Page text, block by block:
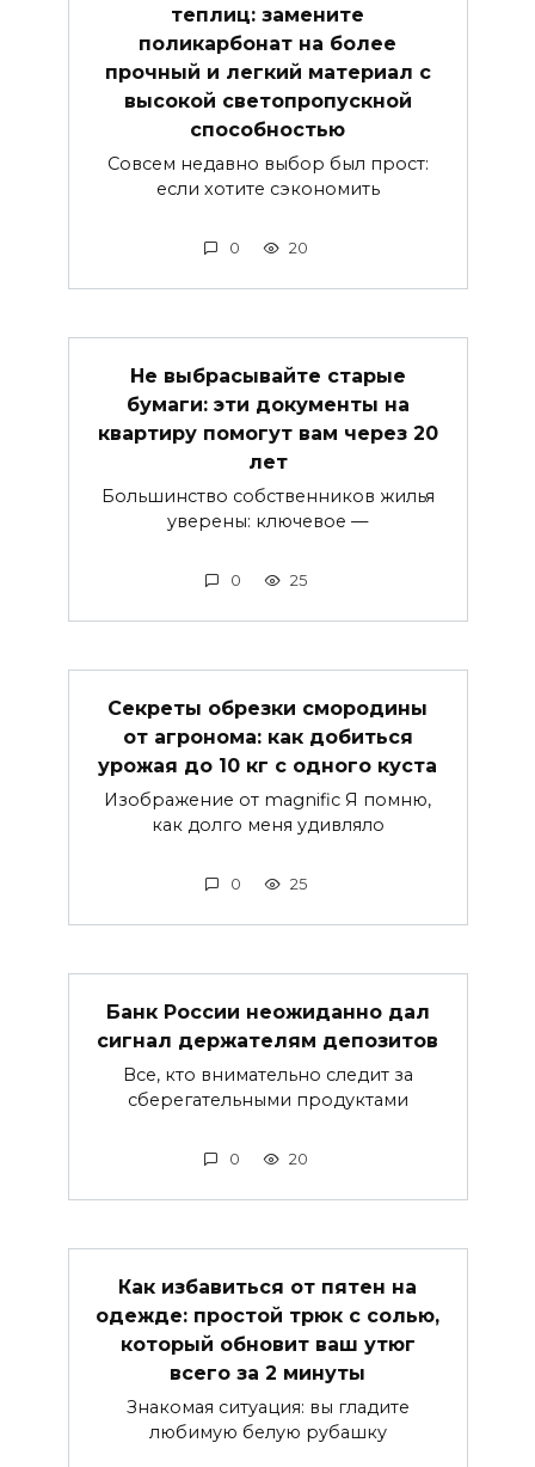
теплиц: замените
поликарбонат на более
прочный и легкий материал с
высокой светопропускной
способностью
Совсем недавно выбор был прост:
если хотите сэкономить
0 20
Не выбрасывайте старые
бумаги: эти документы на
квартиру помогут вам через 20
лет
Большинство собственников жилья
уверены: ключевое —
0 25
Секреты обрезки смородины
от агронома: как добиться
урожая до 10 кг с одного куста
Изображение от magnific Я помню,
как долго меня удивляло
0 25
Банк России неожиданно дал
сигнал держателям депозитов
Все, кто внимательно следит за
сберегательными продуктами
0 20
Как избавиться от пятен на
одежде: простой трюк с солью,
который обновит ваш утюг
всего за 2 минуты
Знакомая ситуация: вы гладите
любимую белую рубашку